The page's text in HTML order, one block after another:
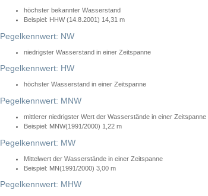
höchster bekannter Wasserstand
Beispiel: HHW (14.8.2001) 14,31 m
Pegelkennwert: NW
niedrigster Wasserstand in einer Zeitspanne
Pegelkennwert: HW
höchster Wasserstand in einer Zeitspanne
Pegelkennwert: MNW
mittlerer niedrigster Wert der Wasserstände in einer Zeitspanne
Beispiel: MNW(1991/2000) 1,22 m
Pegelkennwert: MW
Mittelwert der Wasserstände in einer Zeitspanne
Beispiel: MN(1991/2000) 3,00 m
Pegelkennwert: MHW